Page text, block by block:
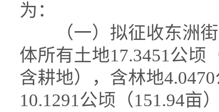
为：
（一）拟征收东洲街
体所有土地17.3451公顷
含耕地），含林地
10.1291公顷（151.94亩